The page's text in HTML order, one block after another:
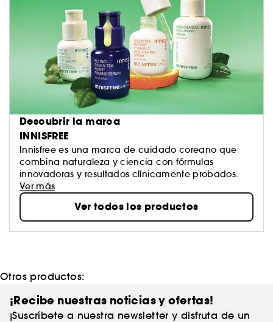
Descubrir la marca
INNISFREE
Innisfree es una marca de cuidado coreano que
combina naturaleza y ciencia con fórmulas
innovadoras y resultados clínicamente probados.
Ver más
Ver todos los productos
Otros productos:
¡Recibe nuestras noticias y ofertas!
¡Suscríbete a nuestra newsletter y disfruta de un